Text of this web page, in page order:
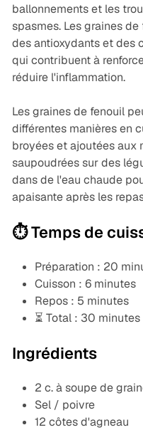
ballonnements et les
spasmes. Les graines
des antioxydants et des
qui contribuent à
réduire l'inflammation.
Les graines de fenouil
différentes manières en
broyées et ajoutées aux
saupoudrées sur des
dans de l'eau chaude
apaisante après les
⏱️ Temps de
Préparation : 20
Cuisson : 6 minutes
Repos : 5 minutes
⏳ Total : 30 minutes
Ingrédients
2 c. à soupe de
Sel / poivre
12 côtes d'agneau